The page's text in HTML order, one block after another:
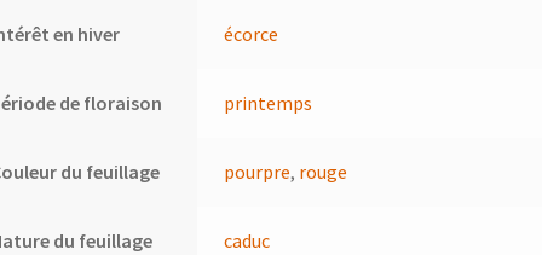
en hiver écorce
de floraison printemps
du feuillage pourpre, rouge
du feuillage caduc